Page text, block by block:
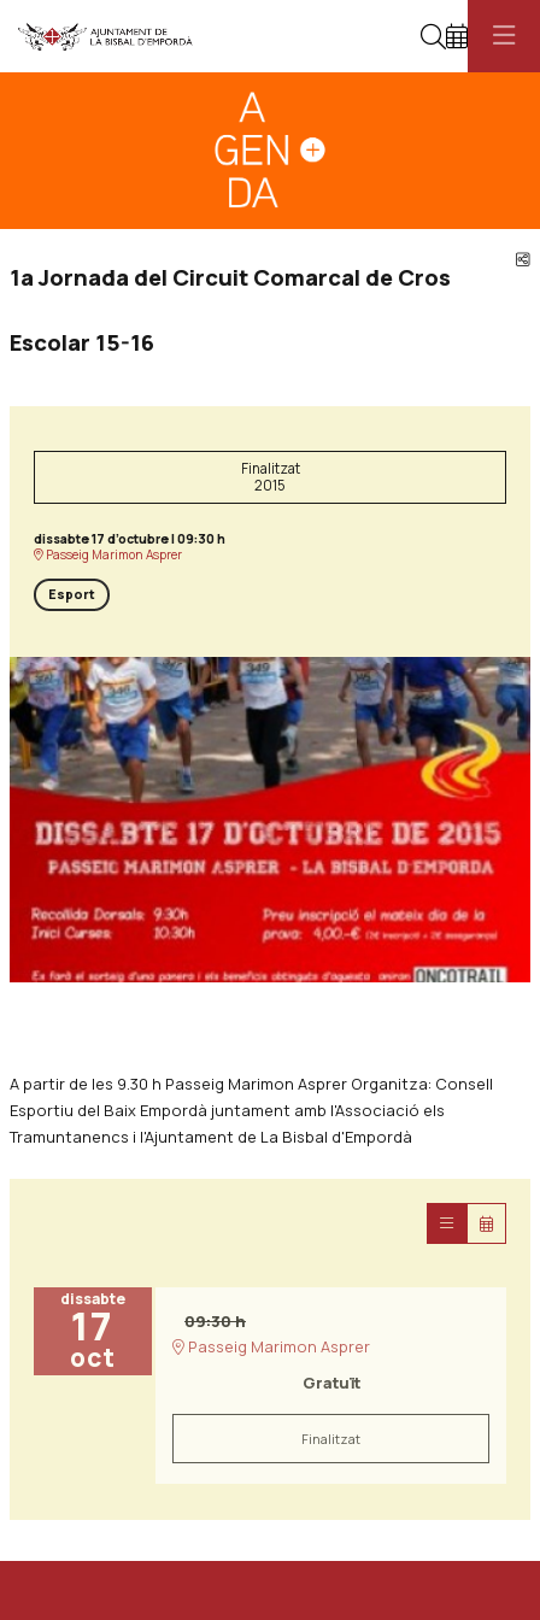
Cerca
1a Jornada del Circuit Comarcal de Cros
Escolar 15-16
Finalitzat
2015
dissabte 17 d’octubre|09:30 h
Passeig Marimon Asprer
Esport
A partir de les 9.30 h Passeig Marimon Asprer Organitza: Consell
Esportiu del Baix Empordà juntament amb l'Associació els
Tramuntanencs i l'Ajuntament de La Bisbal d'Empordà
dissabte
17
oct
09:30 h
Passeig Marimon Asprer
Gratuït
Finalitzat